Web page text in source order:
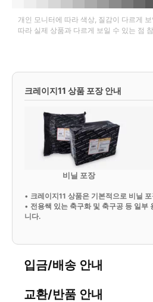
개인 모니터에 따라 색상, 질감이 다르게
따라 실제 상품과 다르게 보일 수 있는 점
크레이지11 상품 포장 안내
비닐 포장
• 크레이지11 상품은 기본적으로 비닐
• 전용쌕 있는 축구화 및 축구공 등 일부
니다.
입금/배송 안내
교환/반품 안내